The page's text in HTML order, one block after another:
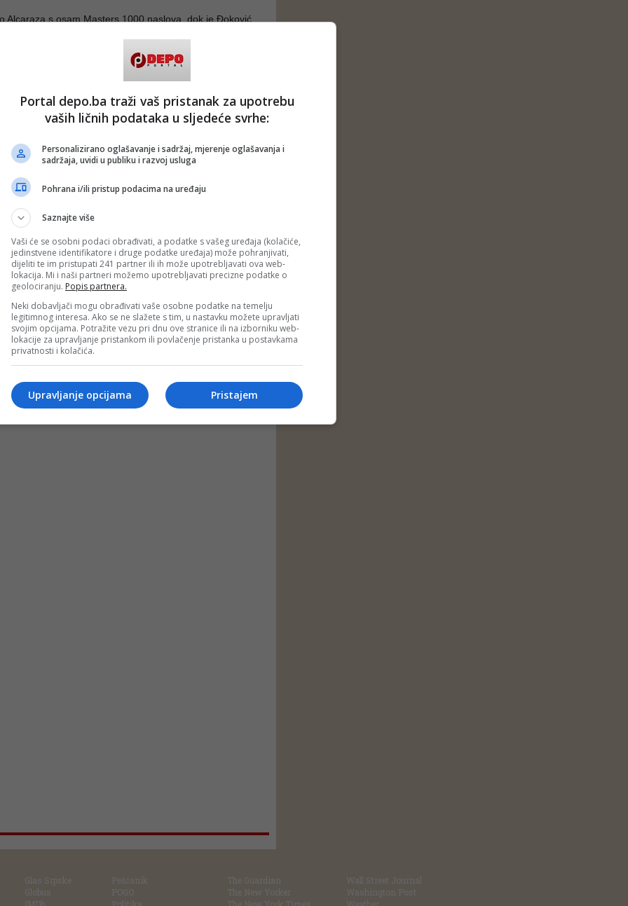
Alcaraza s osam Masters 1000 naslova, dok je Đoković
40, navodi se na stranici ATP tour.
u PIF ATP rang listi sada je osvojio četiri uzastopna
što je ranije uspjelo samo Đokoviću i
Nadalu
godine u Parizu, a uključujući ATP Finals, Sinner je
šest "Big Title" takmičenja.
je 24-godišnjak iz San Candida osvojio Monte Carlo, a
turniri koji mu nedostaju su Madrid i Rim, koji su
kalendaru.
osvaja jedan "Big Title" na svakih 4,9 odigranih turnira,
(3,5), Alcaraz (3,8) i Federer (4,4).
društvenih mreža
Glas Srpske
Globus
Pešćanik
POGO
The Guardian
The New Yorker
Wall Street Journal
Washington Post
Portal depo.ba traži vaš pristanak za upotrebu
vaših ličnih podataka u sljedeće svrhe:
Personalizirano oglašavanje i sadržaj, mjerenje oglašavanja i
sadržaja, uvidi u publiku i razvoj usluga
Pohrana i/ili pristup podacima na uređaju
Saznajte više
Vaši će se osobni podaci obrađivati, a podatke s vašeg uređaja (kolačiće,
jedinstvene identifikatore i druge podatke uređaja) može pohranjivati,
dijeliti te im pristupati 241 partner ili ih može upotrebljavati ova web-
lokacija. Mi i naši partneri možemo upotrebljavati precizne podatke o
geolociranju. Popis partnera.
Neki dobavljači mogu obrađivati vaše osobne podatke na temelju
legitimnog interesa. Ako se ne slažete s tim, u nastavku možete upravljati
svojim opcijama. Potražite vezu pri dnu ove stranice ili na izborniku web-
lokacije za upravljanje pristankom ili povlačenje pristanka u postavkama
privatnosti i kolačića.
Pristajem
Upravljanje opcijama